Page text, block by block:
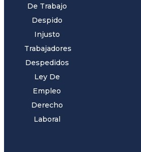
De Trabajo
Despido
Injusto
Trabajadores
Despedidos
Ley De
Empleo
Derecho
Laboral